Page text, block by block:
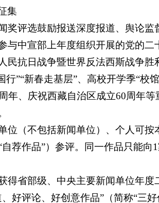
集
奖评选鼓励报送深度报道、舆论监
与中宣部上年度组织开展的党的二
民抗日战争暨世界反法西斯战争胜
行”“新春走基层”、高校开学季“校
年、庆祝西藏自治区成立60周年
位（不包括新闻单位）、个人可按
荐作品”）参评。同一作品只能向
得省部级、中央主要新闻单位年
好评论、好创意作品”（简称“三